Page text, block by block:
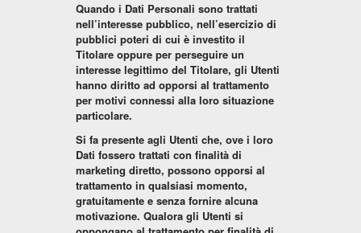
Quando i Dati Personali sono trattati
nell’interesse pubblico, nell’esercizio di
pubblici poteri di cui è investito il
Titolare oppure per perseguire un
interesse legittimo del Titolare, gli Utenti
hanno diritto ad opporsi al trattamento
per motivi connessi alla loro situazione
particolare.
Si fa presente agli Utenti che, ove i loro
Dati fossero trattati con finalità di
marketing diretto, possono opporsi al
trattamento in qualsiasi momento,
gratuitamente e senza fornire alcuna
motivazione. Qualora gli Utenti si